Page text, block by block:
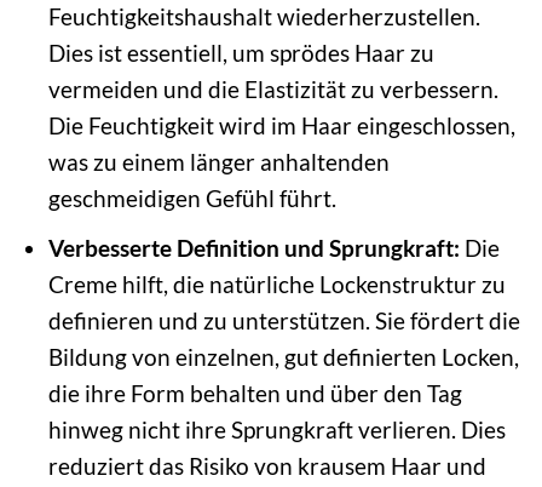
Feuchtigkeitshaushalt wiederherzustellen.
Dies ist essentiell, um sprödes Haar zu
vermeiden und die Elastizität zu verbessern.
Die Feuchtigkeit wird im Haar eingeschlossen,
was zu einem länger anhaltenden
geschmeidigen Gefühl führt.
Verbesserte Definition und Sprungkraft: Die
Creme hilft, die natürliche Lockenstruktur zu
definieren und zu unterstützen. Sie fördert die
Bildung von einzelnen, gut definierten Locken,
die ihre Form behalten und über den Tag
hinweg nicht ihre Sprungkraft verlieren. Dies
reduziert das Risiko von krausem Haar und